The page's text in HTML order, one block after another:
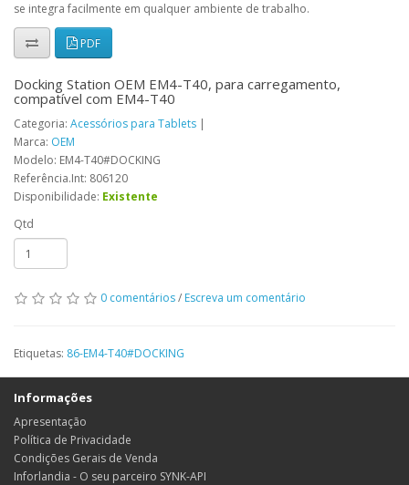
se integra facilmente em qualquer ambiente de trabalho.
PDF
Docking Station OEM EM4-T40, para carregamento,
compatível com EM4-T40
Categoria: Acessórios para Tablets |
Marca: OEM
Modelo: EM4-T40#DOCKING
Referência.Int: 806120
Disponibilidade: Existente
Qtd
0 comentários/ Escreva um comentário
Etiquetas: 86-EM4-T40#DOCKING
Informações
Apresentação
Política de Privacidade
Condições Gerais de Venda
Inforlandia - O seu parceiro SYNK-API